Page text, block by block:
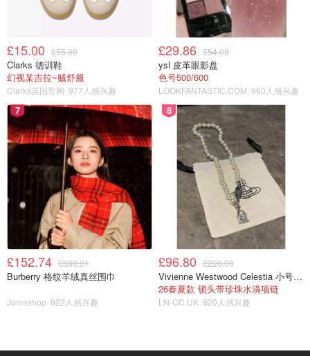
看年末时间安排，去垦丁。锁定特价机票，垦丁游玩小攻略
整起~
今年一定去 宝藏撰稿人
£15.00 £55.00
Clarks 德训鞋
幻视某吉拉~贼舒服
Clarks英国官网 977人感兴趣
£29.86 £54.00
ysl 皮革眼影盘
色号500/600
LOOKFANTASTIC.COM 960人感兴趣
7
£152.74 £380.01
Burberry 格纹羊绒真丝围巾
Jomashop 922人感兴趣
8
£96.80 £220.00
Vivienne Westwood Celestia 小号吊坠项链
26春夏款 锁头带珍珠水滴项链
LN-CC UK 820人感兴趣